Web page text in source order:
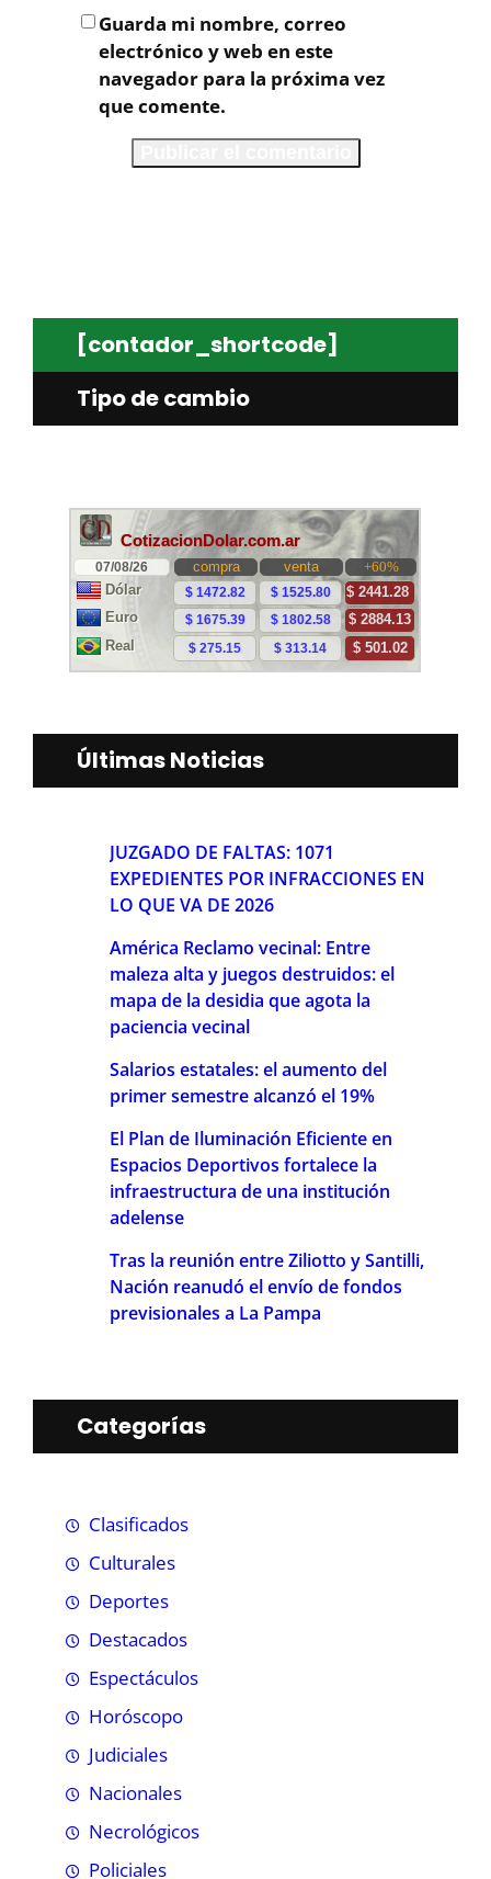
Guarda mi nombre, correo
electrónico y web en este
navegador para la próxima vez
que comente.
[contador_shortcode]
Tipo de cambio
Últimas Noticias
JUZGADO DE FALTAS: 1071
EXPEDIENTES POR INFRACCIONES EN
LO QUE VA DE 2026
América Reclamo vecinal: Entre
maleza alta y juegos destruidos: el
mapa de la desidia que agota la
paciencia vecinal
Salarios estatales: el aumento del
primer semestre alcanzó el 19%
El Plan de Iluminación Eficiente en
Espacios Deportivos fortalece la
infraestructura de una institución
adelense
Tras la reunión entre Ziliotto y Santilli,
Nación reanudó el envío de fondos
previsionales a La Pampa
Categorías
Clasificados
Culturales
Deportes
Destacados
Espectáculos
Horóscopo
Judiciales
Nacionales
Necrológicos
Policiales